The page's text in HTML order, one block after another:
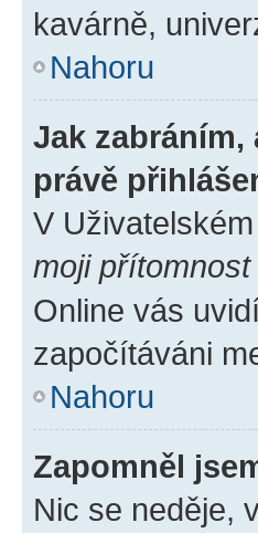
kavárně,
Nahoru
Jak zabráním,
právě
V
moji
Online vás
započítáváni
Nahoru
Zapomněl
Nic se neděje,